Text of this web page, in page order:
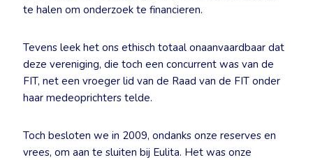
te halen om onderzoek te financieren.
Tevens leek het ons ethisch totaal onaanvaardbaar dat
deze vereniging, die toch een concurrent was van de
FIT, net een vroeger lid van de Raad van de FIT onder
haar medeoprichters telde.
Toch besloten we in 2009, ondanks onze reserves en
vrees, om aan te sluiten bij Eulita. Het was onze